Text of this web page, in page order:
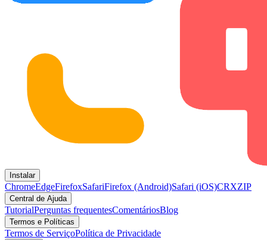
Instalar
ChromeEdgeFirefoxSafariFirefox (Android)Safari (iOS)CRXZIP
Central de Ajuda
TutorialPerguntas frequentesComentáriosBlog
Termos e Políticas
Termos de ServiçoPolítica de Privacidade